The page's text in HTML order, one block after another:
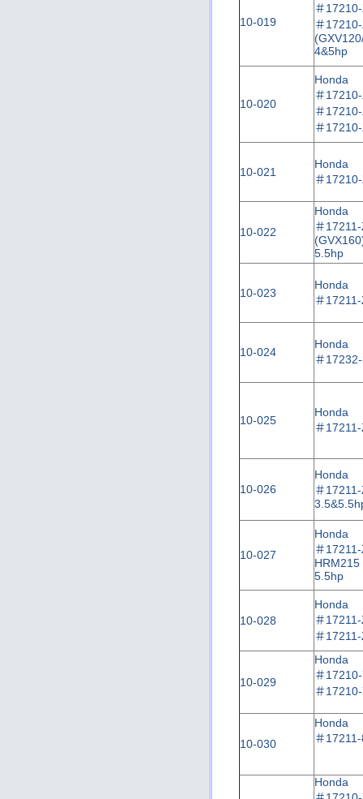
10-019
＃
＃
4&5hp
10-020
Honda
＃
＃
＃
10-021
Honda
＃
10-022
Honda
＃
5.5hp
10-023
Honda
＃
10-024
Honda
＃
10-025
Honda
＃
10-026
Honda
＃
10-027
Honda
＃
HRM215
5.5hp
10-028
Honda
＃
＃
10-029
Honda
＃
＃
10-030
Honda
＃
Honda